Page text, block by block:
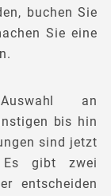
buchen Sie
Sie eine
an
bis hin
sind jetzt
gibt zwei
entscheiden